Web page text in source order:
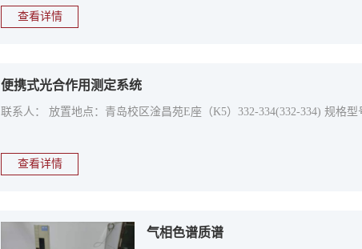
查看详情
便携式光合作用测定系统
联系人： 放置地点：青岛校区淦昌苑E座（K5）332-334(332-334) 规格
查看详情
气相色谱质谱